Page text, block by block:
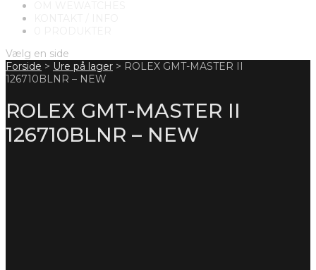
Vælg en side
Forside > Ure på lager > ROLEX GMT-MASTER II
126710BLNR – NEW
ROLEX GMT-MASTER II
126710BLNR – NEW